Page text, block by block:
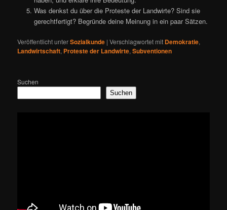
Was denkst du über die Proteste der Landwirte? Sind sie
gerechtfertigt? Begründe deine Meinung in ein paar Sätzen.
Veröffentlicht unterSozialkunde |Verschlagwortet mit Demokratie,
Landwirtschaft, Proteste der Landwirte,Subventionen
Suchen
Suchen